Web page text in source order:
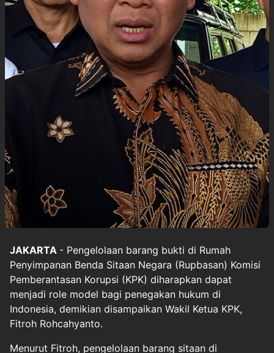
JAKARTA - Pengelolaan barang bukti di Rumah
Penyimpanan Benda Sitaan Negara (Rupbasan) Komisi
Pemberantasan Korupsi (KPK) diharapkan dapat
menjadi role model bagi penegakan hukum di
Indonesia, demikian disampaikan Wakil Ketua KPK,
Fitroh Rohcahyanto.
Menurut Fitroh, pengelolaan barang sitaan di